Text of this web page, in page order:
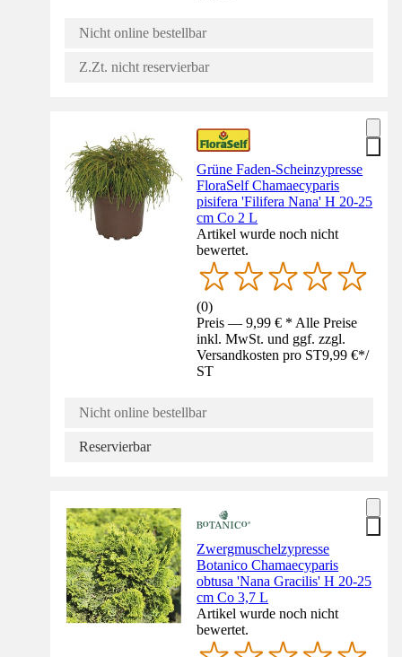
Nicht online bestellbar
Z.Zt. nicht reservierbar
Grüne Faden-Scheinzypresse
FloraSelf Chamaecyparis
pisifera 'Filifera Nana' H 20-25
cm Co 2 L
Artikel wurde noch nicht
bewertet.
(0)
Preis — 9,99 € * Alle Preise
inkl. MwSt. und ggf. zzgl.
Versandkosten pro ST9,99 €*/
ST
Nicht online bestellbar
Reservierbar
Zwergmuschelzypresse
Botanico Chamaecyparis
obtusa 'Nana Gracilis' H 20-25
cm Co 3,7 L
Artikel wurde noch nicht
bewertet.